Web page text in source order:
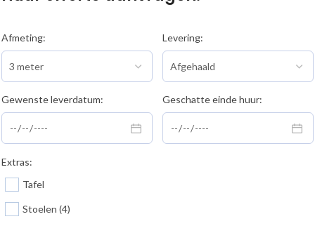
Afmeting: Levering:
Gewenste leverdatum: Geschatte einde huur:
Extras:
Tafel
Stoelen (4)